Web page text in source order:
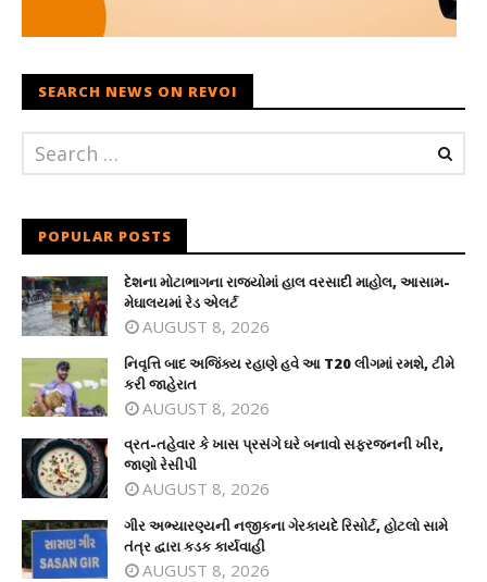
SEARCH NEWS ON REVOI
POPULAR POSTS
દેશના મોટાભાગના રાજ્યોમાં હાલ વરસાદી માહોલ, આસામ-
મેઘાલયમાં રેડ એલર્ટ
AUGUST 8, 2026
નિવૃત્તિ બાદ અજિંક્ય રહાણે હવે આ T20 લીગમાં રમશે, ટીમે
કરી જાહેરાત
AUGUST 8, 2026
વ્રત-તહેવાર કે ખાસ પ્રસંગે ઘરે બનાવો સફરજનની ખીર,
જાણો રેસીપી
AUGUST 8, 2026
ગીર અભ્યારણ્યની નજીકના ગેરકાયદે રિસોર્ટ, હોટલો સામે
તંત્ર દ્વારા કડક કાર્યવાહી
AUGUST 8, 2026